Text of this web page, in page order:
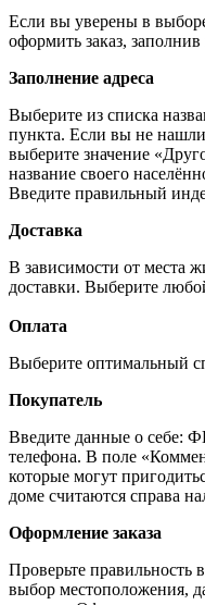
Если вы уверены в
оформить заказ,
Заполнение адреса
Выберите из списка
пункта. Если вы не
выберите значение
название своего
Введите правильный
Доставка
В зависимости от места
доставки. Выберите
Оплата
Выберите оптимальный
Покупатель
Введите данные о себе:
телефона. В поле
которые могут
доме считаются справа
Оформление заказа
Проверьте правильность
выбор местоположения,